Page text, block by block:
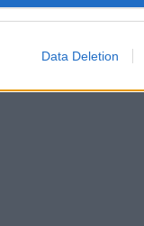
Data Deletion